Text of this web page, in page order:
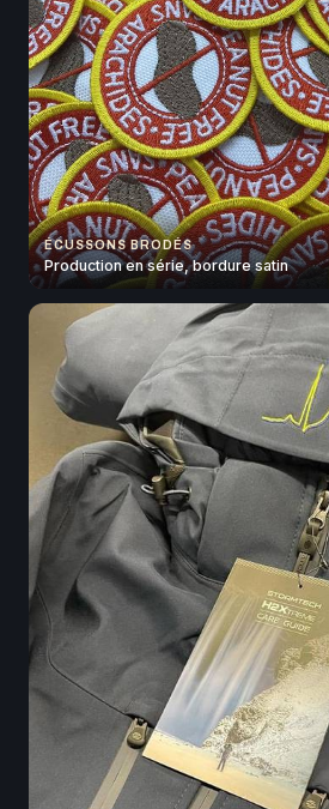
ÉCUSSONS BRODÉS
Production en série, bordure satin